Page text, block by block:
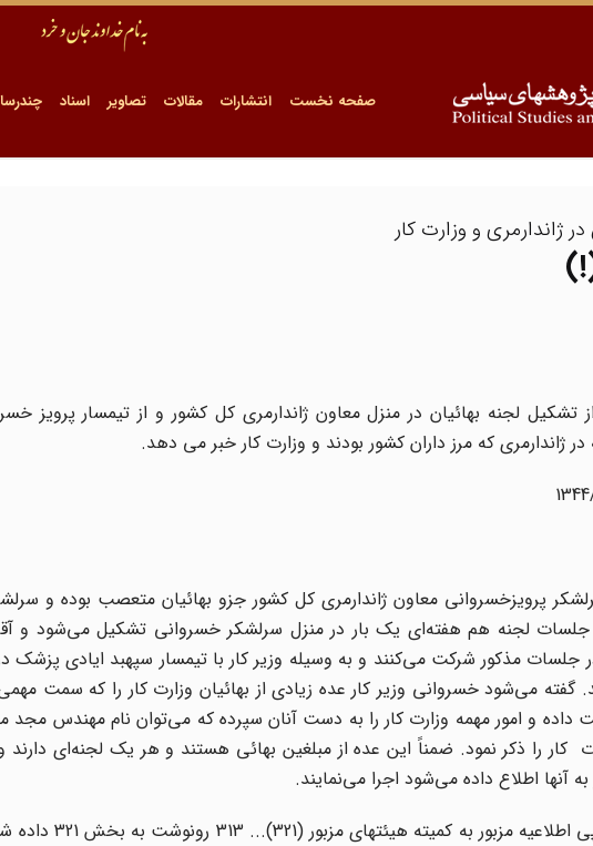
صفحه نخست انتشارات مقالات تصاویر اسناد
ژاندارمری و وزارت کار
لجنه بهائیان در منزل معاون ژاندارمری کل کشور و از تیمسار پرویز
ژاندارمری که مرز داران کشور بودند و وزارت کار خبر می دهد.
پرویزخسروانی معاون ژاندارمری کل کشور جزو بهائیان متعصب بوده و
لجنه هم هفته‌ای یک بار در منزل سرلشکر خسروانی تشکیل می‌شود و
جلسات مذکور شرکت می‌کنند و به وسیله وزیر کار با تیمسار سپهبد ایادی
گفته می‌شود خسروانی وزیر کار عده زیادی از بهائیان وزارت کار را که سمت
داده و امور مهمه وزارت کار را به دست آنان سپرده که می‌توان نام مهندس مجد
کار را ذکر نمود. ضمناً این عده از مبلغین بهائی هستند و هر یک لجنه‌ای
به آنها اطلاع داده می‌شود اجرا می‌نمایند.
تحقیق شود یک برگ